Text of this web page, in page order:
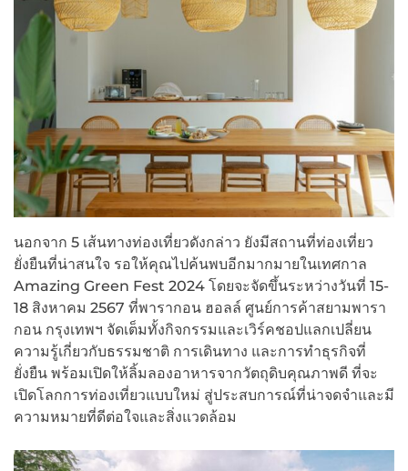
นอกจาก 5 เส้นทางท่องเที่ยวดังกล่าว ยังมีสถานที่ท่องเที่ยว
ยั่งยืนที่น่าสนใจ รอให้คุณไปค้นพบอีกมากมายในเทศกาล
Amazing Green Fest 2024 โดยจะจัดขึ้นระหว่างวันที่ 15-
18 สิงหาคม 2567 ที่พารากอน ฮอลล์ ศูนย์การค้าสยามพารา
กอน กรุงเทพฯ จัดเต็มทั้งกิจกรรมและเวิร์คชอปแลกเปลี่ยน
ความรู้เกี่ยวกับธรรมชาติ การเดินทาง และการทำธุรกิจที่
ยั่งยืน พร้อมเปิดให้ลิ้มลองอาหารจากวัตถุดิบคุณภาพดี ที่จะ
เปิดโลกการท่องเที่ยวแบบใหม่ สู่ประสบการณ์ที่น่าจดจำและมี
ความหมายที่ดีต่อใจและสิ่งแวดล้อม